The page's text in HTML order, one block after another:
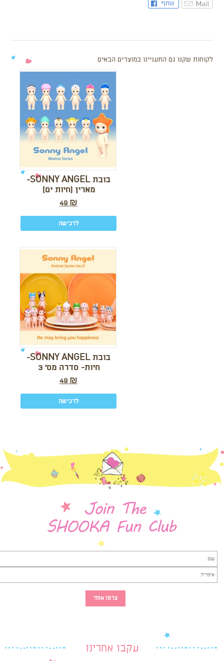
לקוחות שקנו גם התעניינו במוצרים הבאים
בובת SONNY ANGEL-
מארין (חיות ים)
49 ₪
לרכישה
בובת SONNY ANGEL-
חיות- סדרה מס’ 3
49 ₪
לרכישה
עקבו אחרינו